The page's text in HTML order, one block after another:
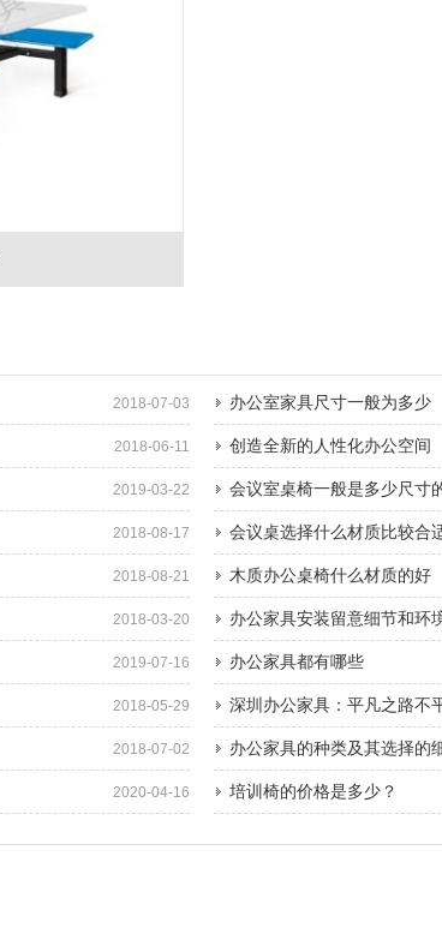
2018-07-03 办公室家具尺寸一般为多少
2018-06-11 创造全新的人性化办公空间
2019-03-22 会议室桌椅一般是多少尺寸
2018-08-17 会议桌选择什么材质比较合
2018-08-21 木质办公桌椅什么材质的好
2018-03-20 办公家具安装留意细节和环
2019-07-16 办公家具都有哪些
2018-05-29 深圳办公家具：平凡之路不
2018-07-02 办公家具的种类及其选择的
2020-04-16 培训椅的价格是多少？